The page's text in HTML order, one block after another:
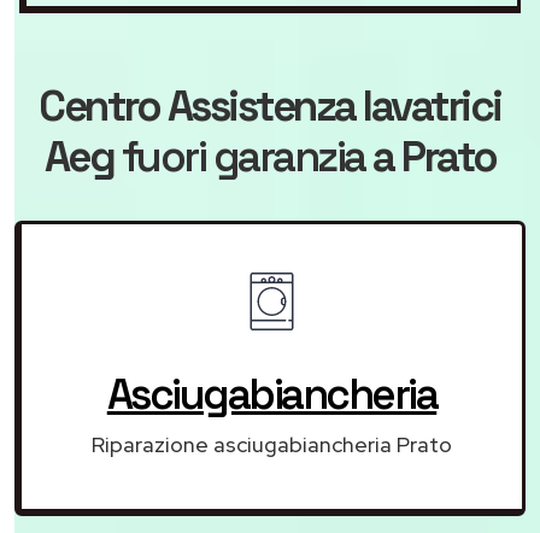
Centro Assistenza lavatrici
Aegfuori garanziaa Prato
Asciugabiancheria
Riparazione asciugabiancheria Prato